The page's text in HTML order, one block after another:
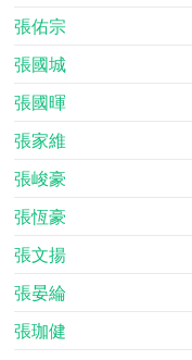
張佑宗
張國城
張國暉
張家維
張峻豪
張恆豪
張文揚
張晏綸
張珈健